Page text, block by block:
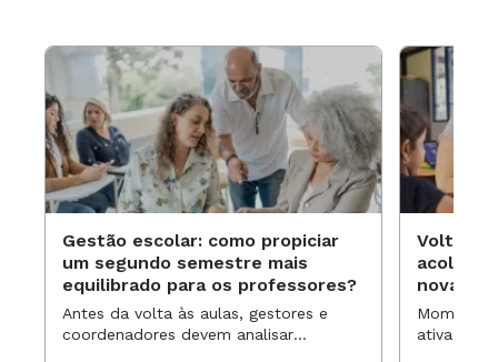
Gestão escolar: como propiciar
um segundo semestre mais
equilibrado para os professores?
Antes da volta às aulas, gestores e
coordenadores devem analisar
Volta às
novas
ativa